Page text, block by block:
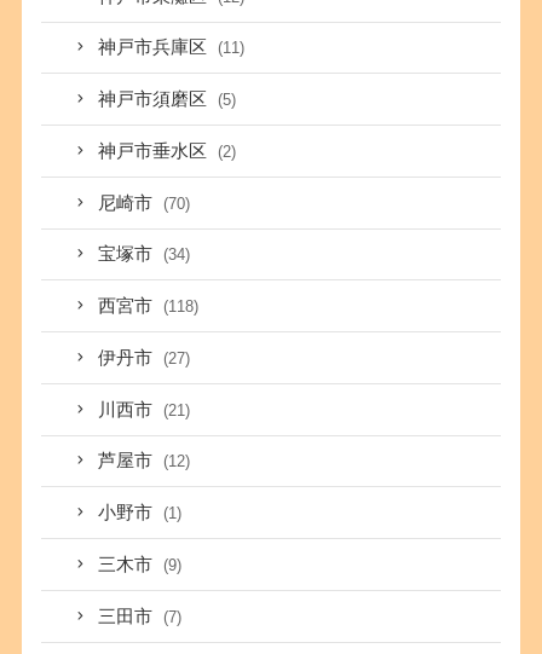
神戸市兵庫区 (11)
神戸市須磨区 (5)
神戸市垂水区 (2)
尼崎市 (70)
宝塚市 (34)
西宮市 (118)
伊丹市 (27)
川西市 (21)
芦屋市 (12)
小野市 (1)
三木市 (9)
三田市 (7)